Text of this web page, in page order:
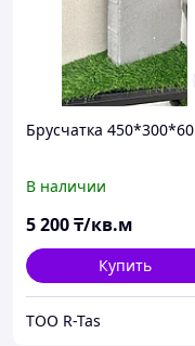
Брусчатка 450*300*60
В наличии
5 200₸/кв.м
Купить
ТОО R-Tas